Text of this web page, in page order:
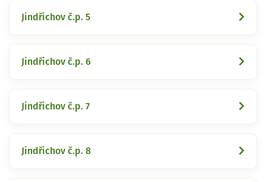
Jindřichov č.p. 5
Jindřichov č.p. 6
Jindřichov č.p. 7
Jindřichov č.p. 8